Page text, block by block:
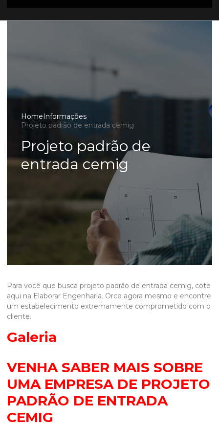
HomeInformações
Projeto padrão de entrada cemig
Projeto padrão de
entrada cemig
Para você que busca projeto padrão de entrada cemig, cote
aqui na Elaborar Engenharia. Orce agora mesmo e encontre
um estabelecimento extremamente comprometido com o
cliente.
Galeria
VENHA SABER MAIS SOBRE
UMA EMPRESA DE PROJETO
PADRÃO DE ENTRADA
CEMIG